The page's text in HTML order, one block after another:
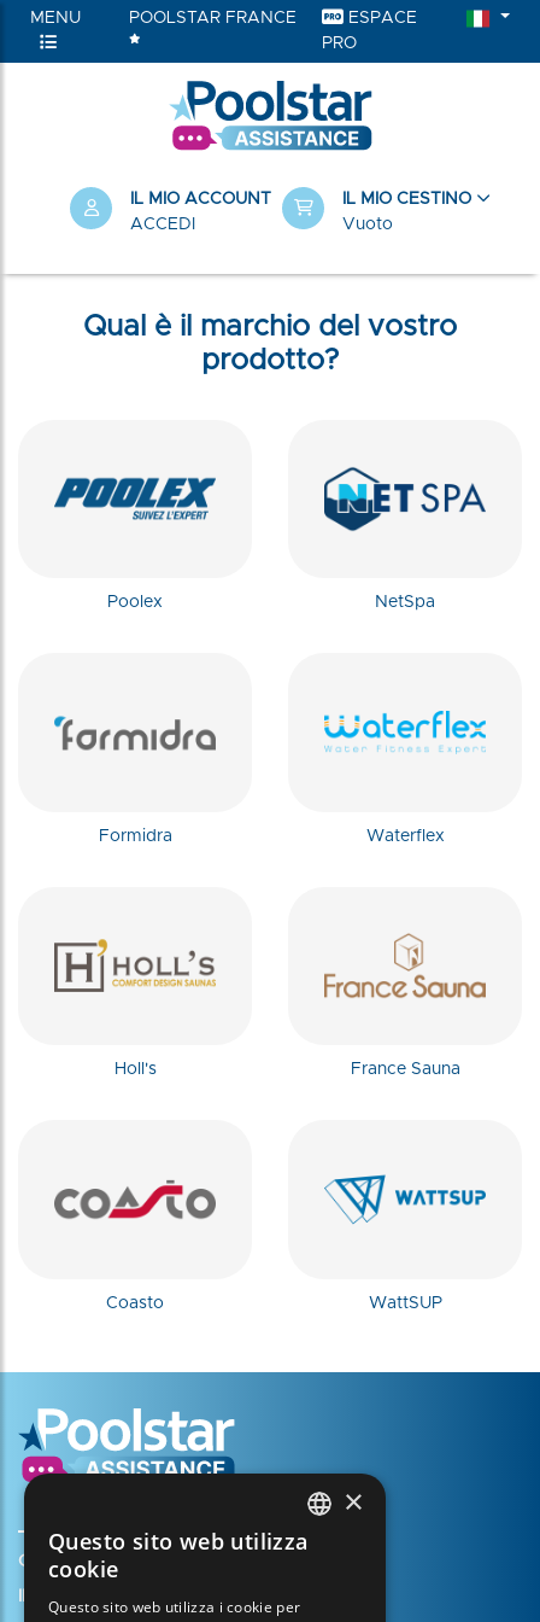
MENU POOLSTAR FRANCE
ESPACE
PRO
IL MIO ACCOUNT
ACCEDI
IL MIO CESTINO
Vuoto
Qual è il marchio del vostro
prodotto?
Poolex NetSpa
Formidra Waterflex
Holl's France Sauna
Coasto WattSUP
Creare il mio account
FRENCH
×
Questo sito web utilizza
cookie
Questo sito web utilizza i cookie per